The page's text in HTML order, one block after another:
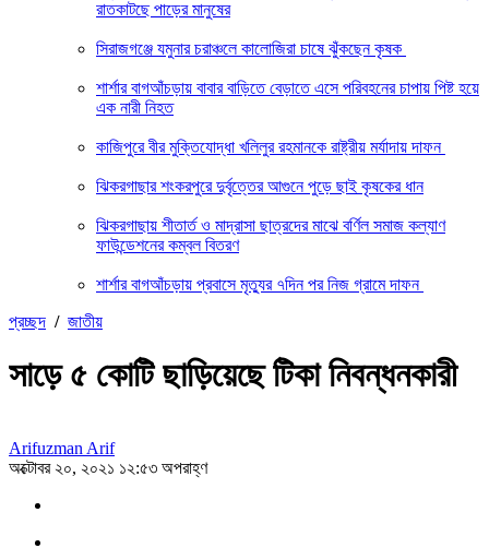
রাতকাটছে পাড়ের মানুষের
সিরাজগঞ্জে যমুনার চরাঞ্চলে কালোজিরা চাষে ঝুঁকছেন কৃষক
শার্শার বাগআঁচড়ায় বাবার বাড়িতে বেড়াতে এসে পরিবহনের চাপায় পিষ্ট হয়ে
এক নারী নিহত
কাজিপুরে বীর মুক্তিযোদ্ধা খলিলুর রহমানকে রাষ্ট্রীয় মর্যাদায় দাফন
ঝিকরগাছার শংকরপুরে দুর্বৃত্তের আগুনে পুড়ে ছাই কৃষকের ধান
ঝিকরগাছায় শীতার্ত ও মাদ্রাসা ছাত্রদের মাঝে বর্ণিল সমাজ কল্যাণ
ফাউন্ডেশনের কম্বল বিতরণ
শার্শার বাগআঁচড়ায় প্রবাসে মৃত্যুর ৭দিন পর নিজ গ্রামে দাফন
প্রচ্ছদ / জাতীয়
সাড়ে ৫ কোটি ছাড়িয়েছে টিকা নিবন্ধনকারী
Arifuzman Arif
অক্টোবর ২০, ২০২১ ১২:৫৩ অপরাহ্ণ